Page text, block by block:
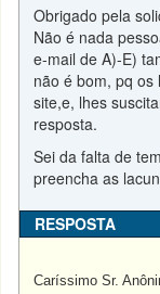
Obrigado pela
Não é nada
e-mail de A)-E)
não é bom, pq
site,e, lhes
resposta.
Sei da falta de
preencha as
RESPOSTA
Caríssimo Sr.